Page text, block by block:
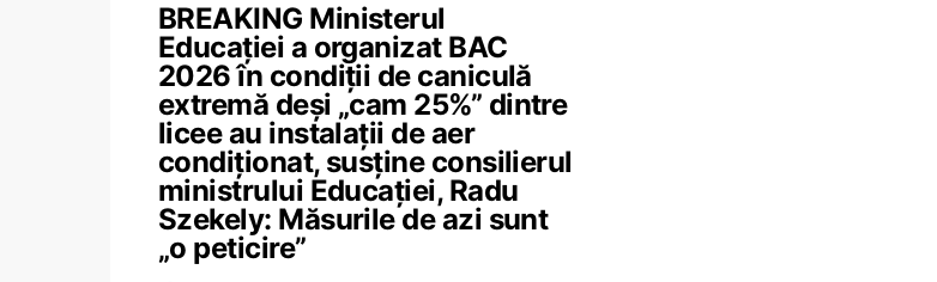
BREAKING Ministerul
Educației a organizat BAC
2026 în condiții de caniculă
extremă deși „cam 25%” dintre
licee au instalații de aer
condiționat, susține consilierul
ministrului Educației, Radu
Szekely: Măsurile de azi sunt
„o peticire”